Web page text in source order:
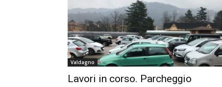
Valdagno
Lavori in corso. Parcheggio